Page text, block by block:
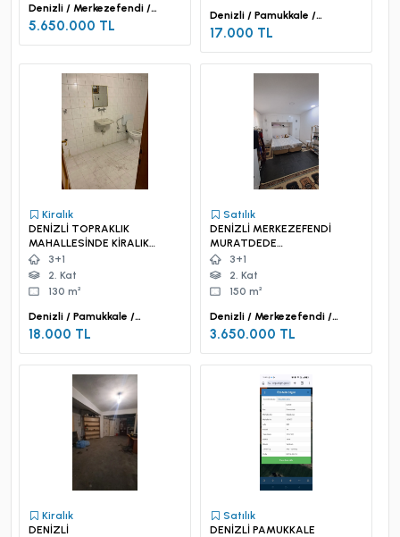
Denizli / Merkezefendi /
Sümer Mah.
5.650.000 TL
Denizli / Pamukkale /
Anafartalar Mah.
17.000 TL
Kiralık
DENİZLİ TOPRAKLIK
MAHALLESİNDE KİRALIK
DAİRE
3+1
2. Kat
130 m²
Denizli / Pamukkale /
Topraklık Mah.
18.000 TL
Satılık
DENİZLİ MERKEZEFENDİ
MURATDEDE
MAHALLESİNDE SATILIK
DAİRE
3+1
2. Kat
150 m²
Denizli / Merkezefendi /
Muratdede Mah.
3.650.000 TL
Kiralık
DENİZLİ
Satılık
DENİZLİ PAMUKKALE